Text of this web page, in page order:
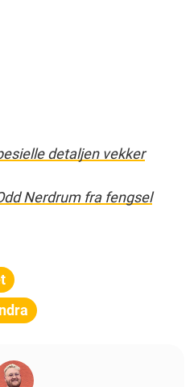
detaljen vekker
Nerdrum fra fengsel